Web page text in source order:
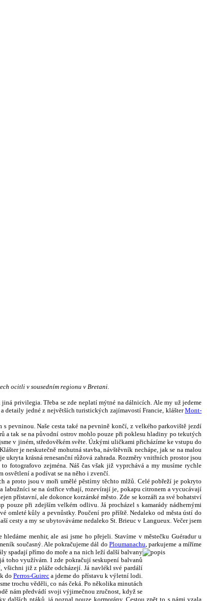
ocitli v sousedním regionu v Bretani.
privilegia. Třeba se zde neplatí mýtné na dálnicích. Ale my už jedeme
detaily jedné z největších turistických zajímavostí Francie, klášterMont-
pevninou. Naše cesta také na pevnině končí, z velkého parkoviště jezdí
a tak se na původní ostrov mohlo pouze při poklesu hladiny po tekutých
v jiném, středověkém světe. Úzkými uličkami přicházíme ke vstupu do
je neskutečně mohutná stavba, návštěvník nechápe, jak se na malou
krásná renesanční růžová zahrada. Rozměry vnitřních prostor jsou
zejména. Náš čas však již vyprchává a my musíme rychle
osvětlení a podívat se na něho i zvenčí.
a proto jsou v moři umělé pěstírny těchto mlžů. Celé pobřeží je pokryto
labužníci se na ústřice vrhají, rozevírají je, pokapu citronem a vycucávají
přístavní, ale dokonce korzárské město. Zde se korzáři za své bohatství
při zdejším velkém odlivu. Já procházel s kamarády nádhernými
omleté kůly a pevnůstky. Poučení pro příště. Nedaleko od města ústí do
cesty a my se ubytováváme nedaleko St. Brieuc v Langueux. Večer jsem
menhir, ale asi jsme ho přejeli. Stavíme v městečku Guéradur u
současný. Ale pokračujeme dál doPloumanachu, parkujeme a míříme
spadají přímo do moře a na nich leží další balvany
toho využívám. I zde pokračují seskupení balvanů
všichni již z pláže odcházejí. Já navlékl své pardálí
do Perros-Guirec a jdeme do přístavu k výletní lodi.
trochu věděli, co nás čeká. Po několika minutách
nám předvádí svoji výjimečnou zručnost, když se
dalších ptáků, já poznal pouze kormorány. Cestou zpět to s námi vzala